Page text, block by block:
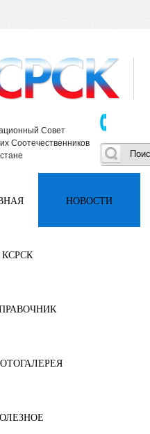
Совет
Соотечественников
НОВОСТИ
КСРСК